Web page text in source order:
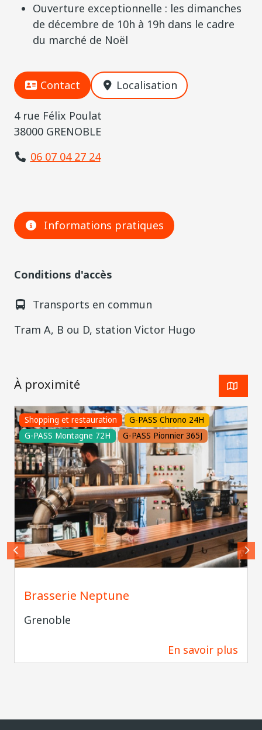
Ouverture exceptionnelle : les dimanches
de décembre de 10h à 19h dans le cadre
du marché de Noël
Contact Localisation
4 rue Félix Poulat
38000 GRENOBLE
06 07 04 27 24
Informations pratiques
Conditions d'accès
Transports en commun
Tram A, B ou D, station Victor Hugo
À proximité
Shopping et restauration
G-PASS Chrono 24H
G-PASS Montagne 72H
G-PASS Pionnier 365J
Brasserie Neptune
Grenoble
En savoir plus